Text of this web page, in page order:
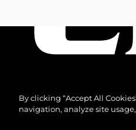
By clicking “Accept All
navigation, analyze site